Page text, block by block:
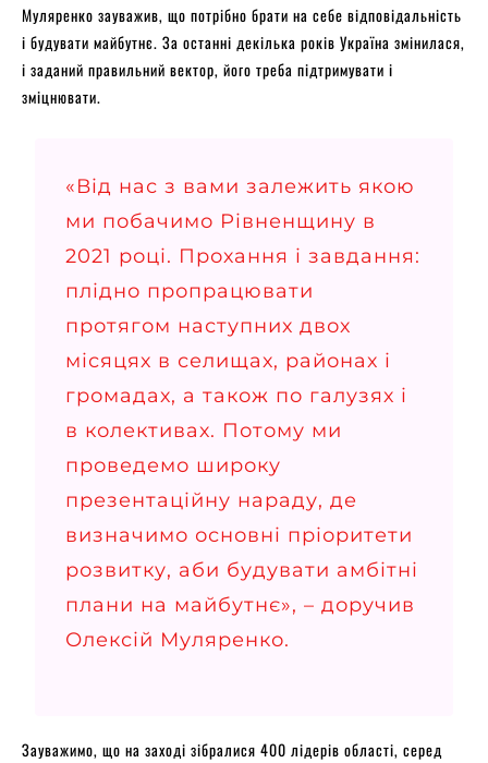
Муляренко зауважив, що потрібно брати на себе відповідальність
і будувати майбутнє. За останні декілька років Україна змінилася,
і заданий правильний вектор, його треба підтримувати і
зміцнювати.
«Від нас з вами залежить якою
ми побачимо Рівненщину в
2021 році. Прохання і завдання:
плідно пропрацювати
протягом наступних двох
місяцях в селищах, районах і
громадах, а також по галузях і
в колективах. Потому ми
проведемо широку
презентаційну нараду, де
визначимо основні пріоритети
розвитку, аби будувати амбітні
плани на майбутнє», – доручив
Олексій Муляренко.
Зауважимо, що на заході зібралися 400 лідерів області, серед